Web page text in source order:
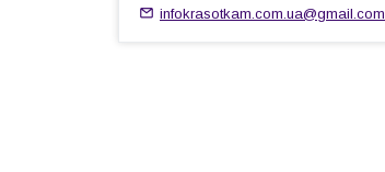
infokrasotkam.com.ua@gmail.com